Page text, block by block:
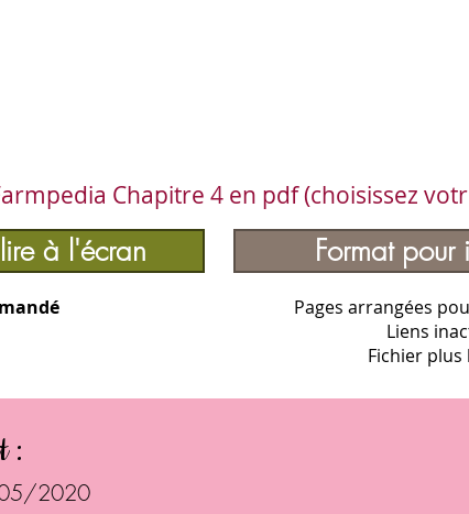
Chapitre 4 en pdf (choisissez
à l'écran Format pour
Pages arrangées
Liens
Fichier
:
05/2020